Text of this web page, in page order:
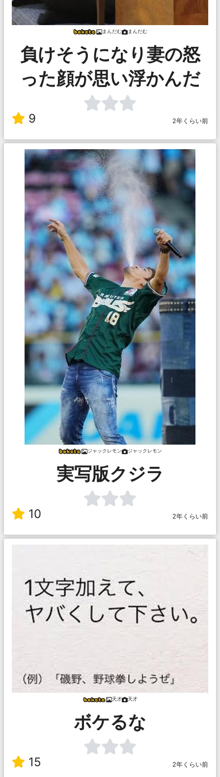
まんだむ まんだむ
負けそうになり妻の怒
った顔が思い浮かんだ
9 2年くらい前
ジャックレモン ジャックレモン
実写版クジラ
10 2年くらい前
天才 天才
ボケるな
15 2年くらい前